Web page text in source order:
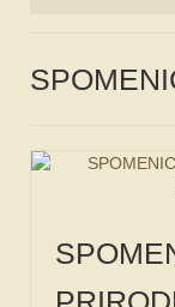
NAŠA
IZ ARHIVE
NAJAVE